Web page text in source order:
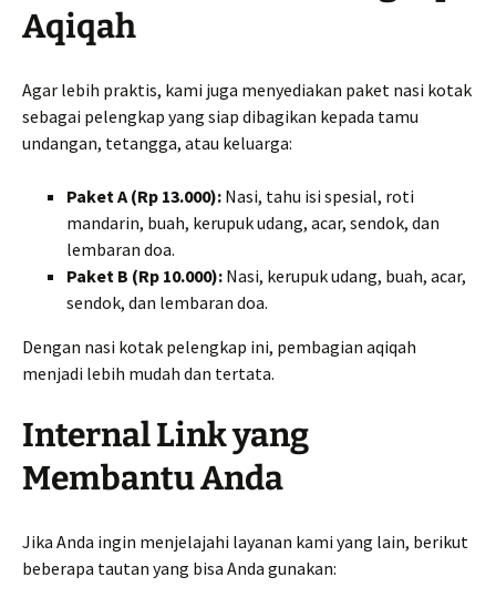
Aqiqah
Agar lebih praktis, kami juga menyediakan paket nasi kotak
sebagai pelengkap yang siap dibagikan kepada tamu
undangan, tetangga, atau keluarga:
Paket A (Rp 13.000): Nasi, tahu isi spesial, roti
mandarin, buah, kerupuk udang, acar, sendok, dan
lembaran doa.
Paket B (Rp 10.000): Nasi, kerupuk udang, buah, acar,
sendok, dan lembaran doa.
Dengan nasi kotak pelengkap ini, pembagian aqiqah
menjadi lebih mudah dan tertata.
Internal Link yang
Membantu Anda
Jika Anda ingin menjelajahi layanan kami yang lain, berikut
beberapa tautan yang bisa Anda gunakan: